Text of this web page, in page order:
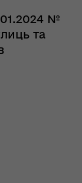
№
та